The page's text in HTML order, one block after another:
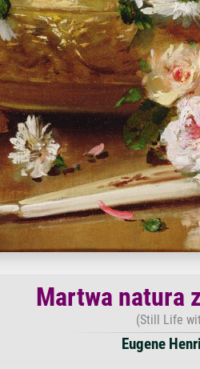
Martwa natura
(Still Life
Eugene